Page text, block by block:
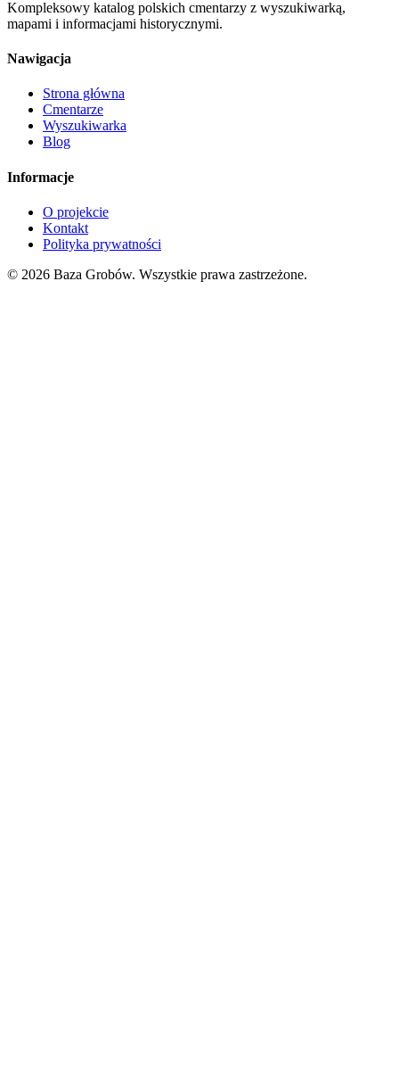
Kompleksowy katalog polskich cmentarzy z wyszukiwarką,
mapami i informacjami historycznymi.
Nawigacja
Strona główna
Cmentarze
Wyszukiwarka
Blog
Informacje
O projekcie
Kontakt
Polityka prywatności
© 2026 Baza Grobów. Wszystkie prawa zastrzeżone.